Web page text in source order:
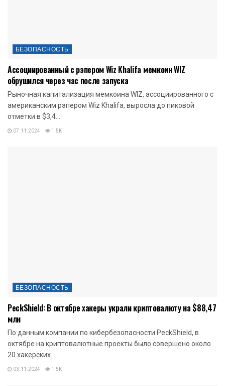
БЕЗОПАСНОСТЬ
Ассоциированный с рэпером Wiz Khalifa мемкоин WIZ
обрушился через час после запуска
Рыночная капитализация мемкоина WIZ, ассоциированного с
американским рэпером Wiz Khalifa, выросла до пиковой
отметки в $3,4...
07.11.2024 1.5K
БЕЗОПАСНОСТЬ
PeckShield: В октябре хакеры украли криптовалюту на $88,47
млн
По данным компании по кибербезопасности PeckShield, в
октябре на криптовалютные проекты было совершено около
20 хакерских...
03.11.2024 1.5K